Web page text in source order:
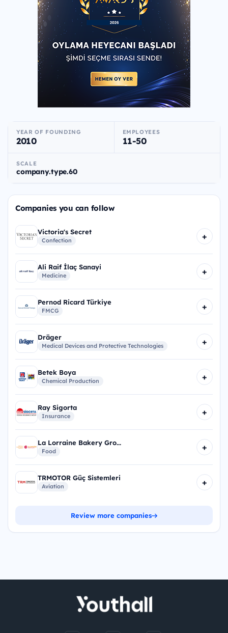
YEAR OF FOUNDING
2010
EMPLOYEES
11-50
SCALE
company.type.60
Companies you can follow
Victoria's Secret
Confection +
Ali Raif İlaç Sanayi
Medicine +
Pernod Ricard Türkiye
FMCG +
Dräger
Medical Devices and Protective Technologies +
Betek Boya
Chemical Production +
Ray Sigorta
Insurance +
La Lorraine Bakery Gro...
Food +
TRMOTOR Güç Sistemleri
Aviation +
Review more companies